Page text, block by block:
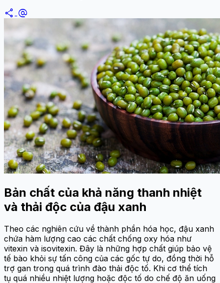
share alternate_email
Bản chất của khả năng thanh nhiệt
và thải độc của đậu xanh
Theo các nghiên cứu về thành phần hóa học, đậu xanh
chứa hàm lượng cao các chất chống oxy hóa như
vitexin và isovitexin. Đây là những hợp chất giúp bảo vệ
tế bào khỏi sự tấn công của các gốc tự do, đồng thời hỗ
trợ gan trong quá trình đào thải độc tố. Khi cơ thể tích
tụ quá nhiều nhiệt lượng hoặc độc tố do chế độ ăn uống